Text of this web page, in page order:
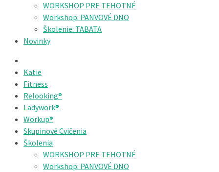
WORKSHOP PRE TEHOTNÉ
Workshop: PANVOVÉ DNO
Školenie: TABATA
Novinky
Katie
Fitness
Relooking®
Ladywork®
Workup®
Skupinové Cvičenia
Školenia
WORKSHOP PRE TEHOTNÉ
Workshop: PANVOVÉ DNO